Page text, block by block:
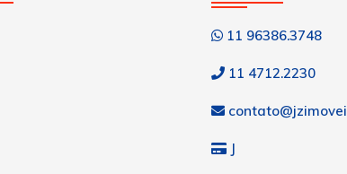
11 96386.3748
11 4712.2230
J